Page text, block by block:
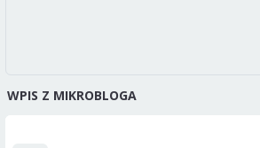
WPIS Z MIKROBLOGA